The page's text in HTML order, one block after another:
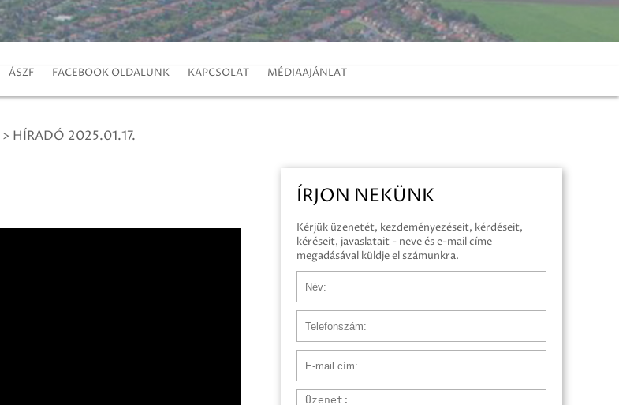
ÁSZF FACEBOOK OLDALUNK KAPCSOLAT MÉDIAAJÁNLAT
> HÍRADÓ 2025.01.17.
ÍRJON NEKÜNK
Kérjük üzenetét, kezdeményezéseit, kérdéseit,
kéréseit, javaslatait - neve és e-mail címe
megadásával küldje el számunkra.
Üzenet